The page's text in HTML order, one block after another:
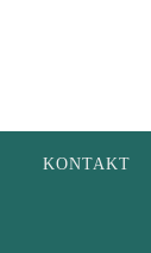
KONTAKT